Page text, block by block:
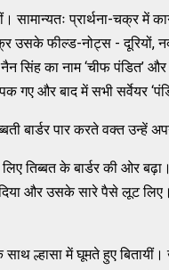
सामान्यतः प्रार्थना-चक्र में
उसके फील्ड-नोट्स -
सिंह का नाम ‘चीफ पंडित’
गए और बाद में सभी सर्वेयर
बार्डर पार करते वक्त उन्हें
तिब्बत के बार्डर की ओर
दिया और उसके सारे पैसे लूट
ल्हासा में घूमते हुए